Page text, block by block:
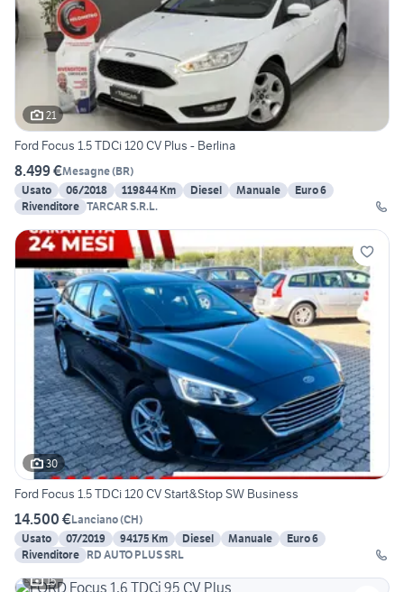
21
Ford Focus 1.5 TDCi 120 CV Plus - Berlina
8.499 €Mesagne(BR)
Usato
06/2018 119844 Km Diesel Manuale
Euro 6
Rivenditore TARCAR S.R.L.
30
Ford Focus 1.5 TDCi 120 CV Start&Stop SW Business
14.500 €Lanciano(CH)
Usato
07/2019 94175 Km Diesel Manuale
Euro 6
Rivenditore RD AUTO PLUS SRL
15